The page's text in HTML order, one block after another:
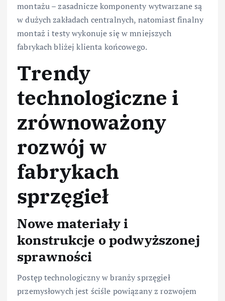
montażu – zasadnicze komponenty wytwarzane są
w dużych zakładach centralnych, natomiast finalny
montaż i testy wykonuje się w mniejszych
fabrykach bliżej klienta końcowego.
Trendy
technologiczne i
zrównoważony
rozwój w
fabrykach
sprzęgieł
Nowe materiały i
konstrukcje o podwyższonej
sprawności
Postęp technologiczny w branży sprzęgieł
przemysłowych jest ściśle powiązany z rozwojem